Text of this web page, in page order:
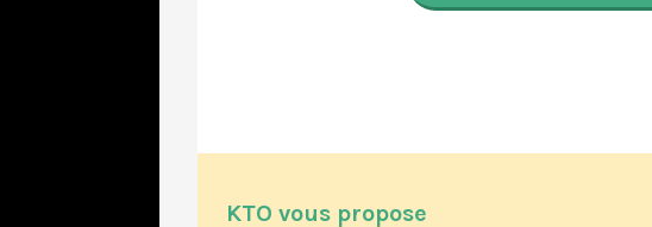
KTO vous propose